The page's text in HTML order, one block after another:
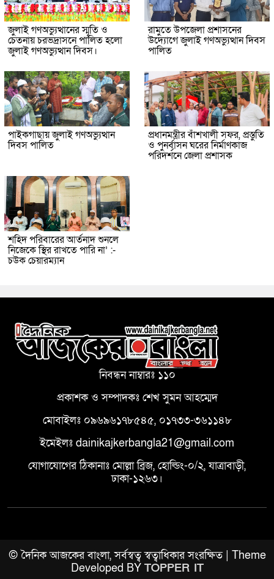
জুলাই গণঅভ্যুত্থানের স্মৃতি ও
চেতনায় চরভদ্রাসনে পালিত হলো
জুলাই গণঅভ্যুত্থান দিবস।
রামুতে উপজেলা প্রশাসনের
উদ্যোগে জুলাই গণঅভ্যুত্থান দিবস
পালিত
পাইকগাছায় জুলাই গণঅভ্যুত্থান
দিবস পালিত
প্রধানমন্ত্রীর বাঁশখালী সফর, প্রস্তুতি
ও পুনর্বাসন ঘরের নির্মাণকাজ
পরিদর্শনে জেলা প্রশাসক
শহিদ পরিবারের আর্তনাদ শুনলে
নিজেকে স্থির রাখতে পারি না’ :-
চউক চেয়ারম্যান
নিবন্ধন নাম্বারঃ ১১০
প্রকাশক ও সম্পাদকঃ শেখ সুমন আহম্মেদ
মোবাইলঃ ০৯৬৯৬১৭৮৫৪৫, ০১৭৩৩-৩৬১১৪৮
ইমেইলঃ dainikajkerbangla21@gmail.com
যোগাযোগের ঠিকানাঃ মোল্লা ব্রিজ, হোল্ডিং-০/২, যাত্রাবাড়ী,
ঢাকা-১২৬৩।
© দৈনিক আজকের বাংলা, সর্বস্বত্ব স্বত্বাধিকার সংরক্ষিত | Theme
Developed BY TOPPER IT